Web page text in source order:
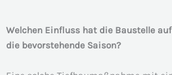
Welchen Einfluss hat die Baustelle
die bevorstehende Saison?